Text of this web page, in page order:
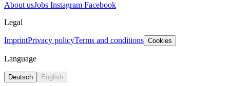
About usJobs Instagram Facebook
Legal
ImprintPrivacy policyTerms and conditions Cookies
Language
Deutsch English